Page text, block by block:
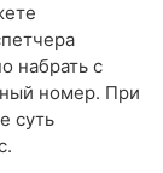
набрать с
номер. При
суть